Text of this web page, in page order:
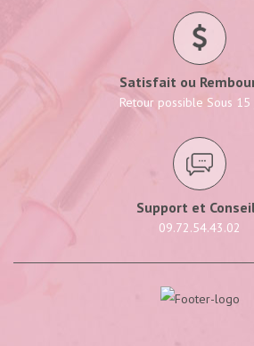
Satisfait ou
Retour possible Sous 15
Support et
09.72.54.43.02